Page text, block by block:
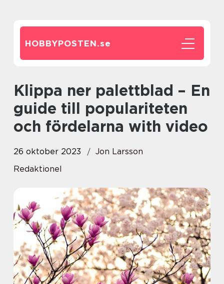
HOBBYPOSTEN.se
Klippa ner palettblad – En
guide till populariteten
och fördelarna with video
26 oktober 2023
Jon Larsson
Redaktionel